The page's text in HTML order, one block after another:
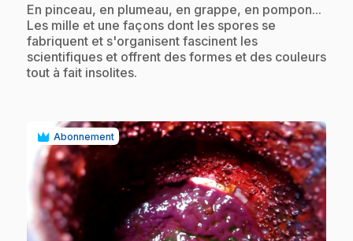
.En pinceau, en plumeau, en grappe, en pompon...
Les mille et une façons dont les spores se
fabriquent et s'organisent fascinent les
scientifiques et offrent des formes et des couleurs
tout à fait insolites.
Abonnement